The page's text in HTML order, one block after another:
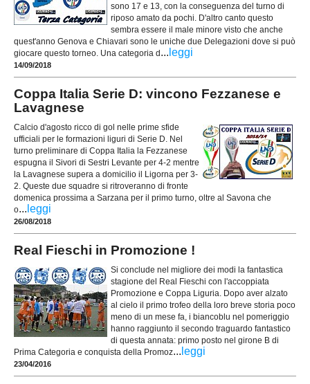
sono 17 e 13, con la conseguenza del turno di
riposo amato da pochi. D'altro canto questo
sembra essere il male minore visto che anche
quest'anno Genova e Chiavari sono le uniche due Delegazioni dove si può
giocare questo torneo. Una categoria d... leggi
14/09/2018
Coppa Italia Serie D: vincono Fezzanese e
Lavagnese
Calcio d'agosto ricco di gol nelle prime sfide
ufficiali per le formazioni liguri di Serie D. Nel
turno preliminare di Coppa Italia la Fezzanese
espugna il Sivori di Sestri Levante per 4-2 mentre
la Lavagnese supera a domicilio il Ligorna per 3-
2. Queste due squadre si ritroveranno di fronte
domenica prossima a Sarzana per il primo turno, oltre al Savona che
o... leggi
26/08/2018
Real Fieschi in Promozione !
Si conclude nel migliore dei modi la fantastica
stagione del Real Fieschi con l'accoppiata
Promozione e Coppa Liguria. Dopo aver alzato
al cielo il primo trofeo della loro breve storia poco
meno di un mese fa, i biancoblu nel pomeriggio
hanno raggiunto il secondo traguardo fantastico
di questa annata: primo posto nel girone B di
Prima Categoria e conquista della Promoz... leggi
23/04/2016